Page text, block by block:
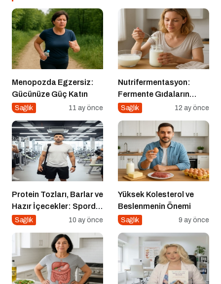
Menopozda Egzersiz:
Gücünüze Güç Katın
Sağlık 11 ay önce
Nutrifermentasyon:
Fermente Gıdaların
Beslenmedeki Yeri ve
Sağlık 12 ay önce
Protein Tozları, Barlar ve
Hazır İçecekler: Sporda
Takviye mi, Tuzak mı?
Sağlık 10 ay önce
Yüksek Kolesterol ve
Beslenmenin Önemi
Sağlık 9 ay önce